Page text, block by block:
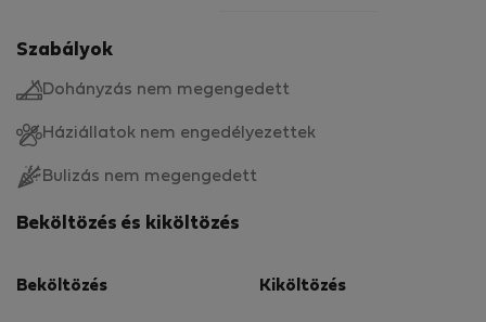
Szabályok
Dohányzás nem megengedett
Háziállatok nem engedélyezettek
Bulizás nem megengedett
Beköltözés és kiköltözés
Beköltözés Kiköltözés